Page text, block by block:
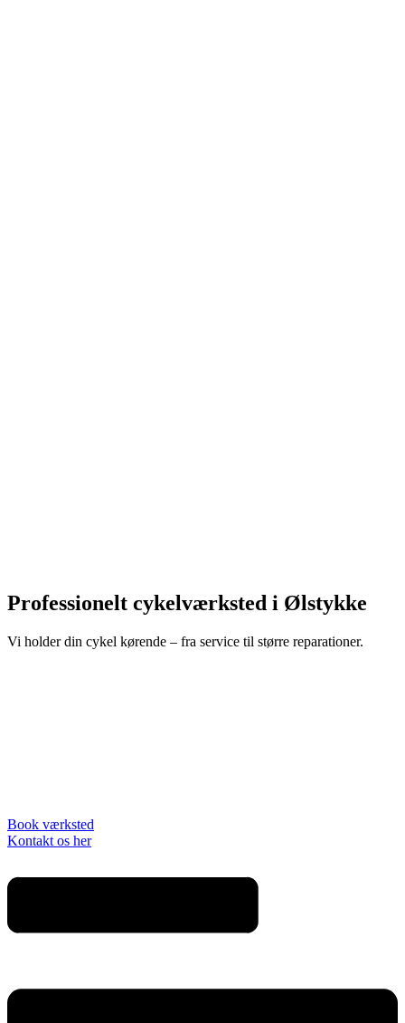
Professionelt cykelværksted i Ølstykke
Vi holder din cykel kørende – fra service til større reparationer.
Book værksted
Kontakt os her